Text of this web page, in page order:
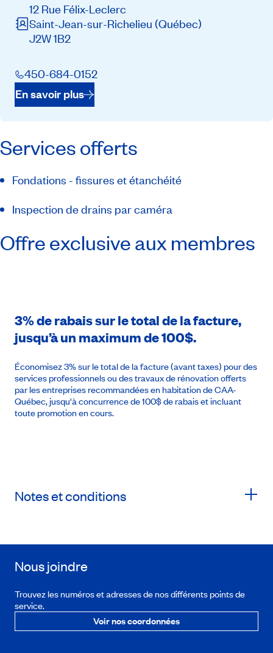
12 Rue Félix-Leclerc
Saint-Jean-sur-Richelieu (Québec)
J2W 1B2
450-684-0152
En savoir plus
Services offerts
Fondations - fissures et étanchéité
Inspection de drains par caméra
Offre exclusive aux membres
3% de rabais sur le total de la facture,
jusqu’à un maximum de 100$.
Économisez 3% sur le total de la facture (avant taxes) pour des
services professionnels ou des travaux de rénovation offerts
par les entreprises recommandées en habitation de CAA-
Québec, jusqu'à concurrence de 100$ de rabais et incluant
toute promotion en cours.
Notes et conditions
Nous joindre
Trouvez les numéros et adresses de nos différents points de
service.
Voir nos coordonnées